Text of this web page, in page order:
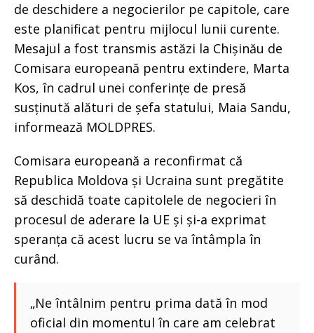
de deschidere a negocierilor pe capitole, care
este planificat pentru mijlocul lunii curente.
Mesajul a fost transmis astăzi la Chișinău de
Comisara europeană pentru extindere, Marta
Kos, în cadrul unei conferințe de presă
susținută alături de șefa statului, Maia Sandu,
informează MOLDPRES.
Comisara europeană a reconfirmat că
Republica Moldova și Ucraina sunt pregătite
să deschidă toate capitolele de negocieri în
procesul de aderare la UE și și-a exprimat
speranța că acest lucru se va întâmpla în
curând.
„Ne întâlnim pentru prima dată în mod
oficial din momentul în care am celebrat